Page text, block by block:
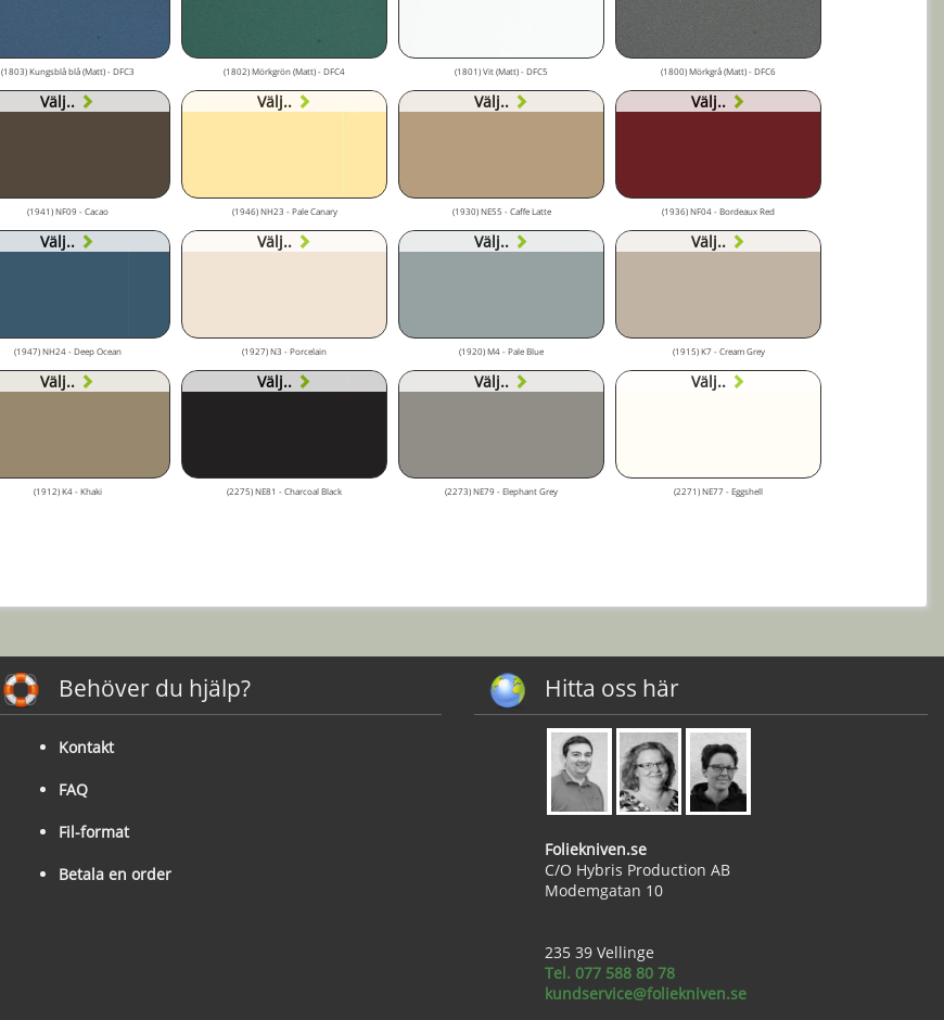
(1803) Kungsblå blå (Matt) - DFC3 (1802) Mörkgrön (Matt) - DFC4 (1801) Vit (Matt) - DFC5 (1800) Mörkgrå (Matt) - DFC6
Välj..
(1941) NF09 - Cacao
Välj..
(1946) NH23 - Pale Canary
Välj..
(1930) NE55 - Caffe Latte
Välj..
(1936) NF04 - Bordeaux Red
Välj..
(1947) NH24 - Deep Ocean
Välj..
(1927) N3 - Porcelain
Välj..
(1920) M4 - Pale Blue
Välj..
(1915) K7 - Cream Grey
Välj..
(1912) K4 - Khaki
Välj..
(2275) NE81 - Charcoal Black
Välj..
(2273) NE79 - Elephant Grey
Välj..
(2271) NE77 - Eggshell
Behöver du hjälp?
Kontakt
FAQ
Fil-format
Betala en order
Hitta oss här
Foliekniven.se
C/O Hybris Production AB
Modemgatan 10
235 39 Vellinge
Tel. 077 588 80 78
kundservice@foliekniven.se